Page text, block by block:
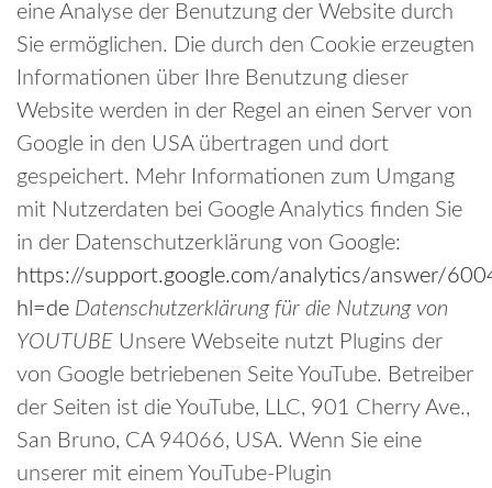
eine Analyse der Benutzung der Website durch
Sie ermöglichen. Die durch den Cookie erzeugten
Informationen über Ihre Benutzung dieser
Website werden in der Regel an einen Server von
Google in den USA übertragen und dort
gespeichert. Mehr Informationen zum Umgang
mit Nutzerdaten bei Google Analytics finden Sie
in der Datenschutzerklärung von Google:
https://support.google.com/analytics/answer/
hl=de Datenschutzerklärung für die Nutzung von
YOUTUBE Unsere Webseite nutzt Plugins der
von Google betriebenen Seite YouTube. Betreiber
der Seiten ist die YouTube, LLC, 901 Cherry Ave.,
San Bruno, CA 94066, USA. Wenn Sie eine
unserer mit einem YouTube-Plugin